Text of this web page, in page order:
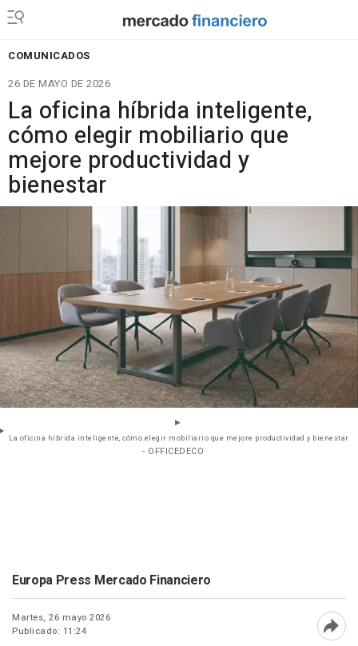
COMUNICADOS
26 DE MAYO DE 2026
La oficina híbrida inteligente,
cómo elegir mobiliario que
mejore productividad y
bienestar
La oficina híbrida inteligente, cómo elegir mobiliario que mejore productividad y bienestar
- OFFICEDECO
Europa Press Mercado Financiero
Martes, 26 mayo 2026
Publicado: 11:24